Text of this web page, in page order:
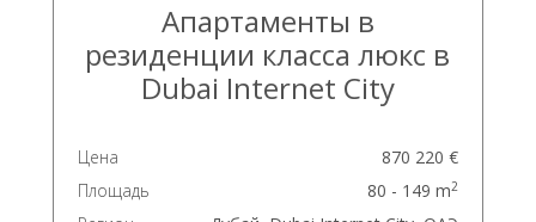
Апартаменты в
резиденции класса люкс в
Dubai Internet City
Цена
870 220 €
Площадь
80 - 149 m2